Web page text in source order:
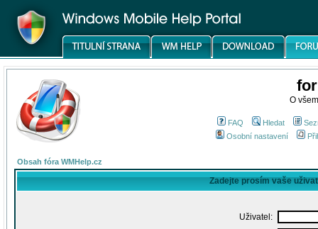
O
FAQ Hledat
Osobní nastavení
Obsah fóra WMHelp.cz
Zadejte prosím vaše
Uživatel: